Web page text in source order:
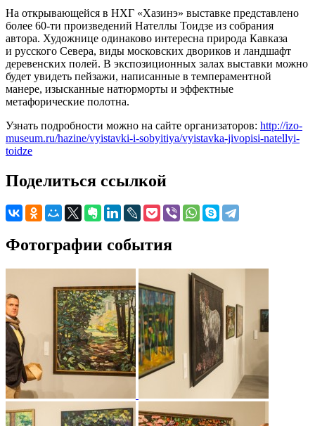
На открывающейся в НХГ «Хазинэ» выставке представлено
более 60-ти произведений Нателлы Тоидзе из собрания
автора. Художнице одинаково интересна природа Кавказа
и русского Севера, виды московских двориков и ландшафт
деревенских полей. В экспозиционных залах выставки можно
будет увидеть пейзажи, написанные в темпераментной
манере, изысканные натюрморты и эффектные
метафорические полотна.
Узнать подробности можно на сайте организаторов: http://izo-
museum.ru/hazine/vyistavki-i-sobyitiya/vyistavka-jivopisi-natellyi-
toidze
Поделиться ссылкой
Фотографии события